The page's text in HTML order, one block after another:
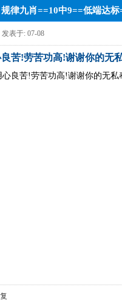
律九肖==10中9==低端达
发表于: 07-08
良苦!劳苦功高!谢谢你的无
心良苦!劳苦功高!谢谢你的无